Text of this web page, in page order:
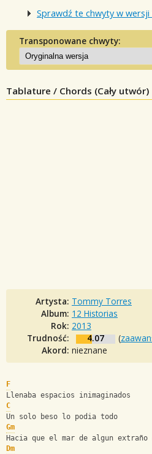
Sprawdź te chwyty w
Transponowane chwyty:
Tablature / Chords (Cały utwór)
Artysta: Tommy Torres
Album: 12 Historias
Rok: 2013
Trudność:
4.07 (
Akord: nieznane
F
Llenaba espacios inimaginados
C
Un solo beso lo podia todo
Gm
Hacia que el mar de algun extraño
Dm